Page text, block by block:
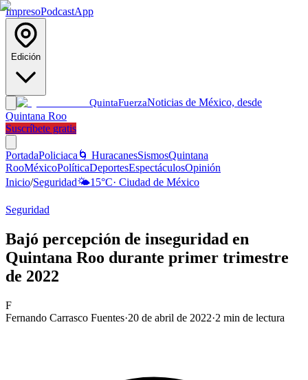
ImpresoPodcastApp
Edición
QuintaFuerzaNoticias de México, desde
Quintana Roo
Suscríbete gratis
PortadaPoliciaca 🌀 HuracanesSismosQuintana
RooMéxicoPolíticaDeportesEspectáculosOpinión
Inicio/Seguridad🌤️15°C· Ciudad de México
Seguridad
Bajó percepción de inseguridad en
Quintana Roo durante primer trimestre
de 2022
F
Fernando Carrasco Fuentes·20 de abril de 2022·2 min de lectura